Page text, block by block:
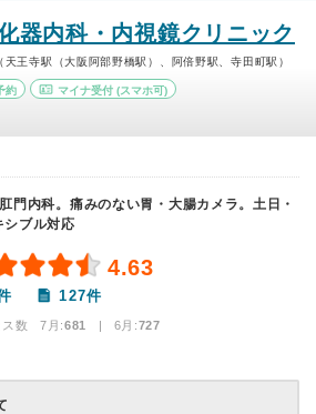
器内科・内視鏡クリニック
王寺駅（大阪阿部野橋駅）、阿倍野駅、寺田町駅）
約 マイナ受付 (スマホ可)
門内科。痛みのない胃・大腸カメラ。土日・
シブル対応
4.63
127件
ス数 7月:681 | 6月:727